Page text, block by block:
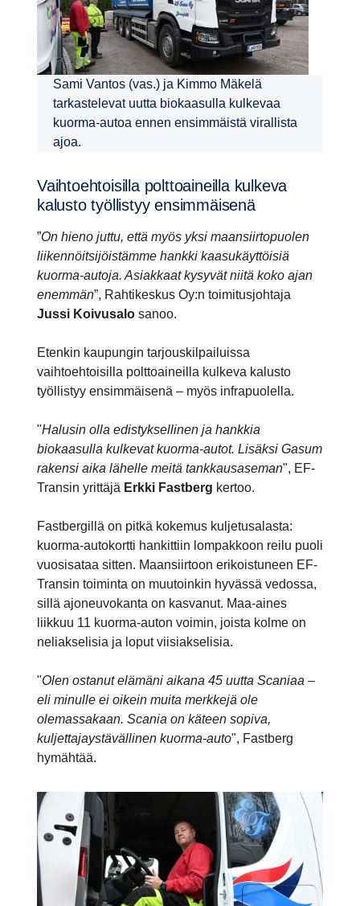
Sami Vantos (vas.) ja Kimmo Mäkelä
tarkastelevat uutta biokaasulla kulkevaa
kuorma-autoa ennen ensimmäistä virallista
ajoa.
Vaihtoeh­toi­silla polttoai­neilla kulkeva
kalusto työllistyy ensim­mäi­senä
”On hieno juttu, että myös yksi maansiirtopuolen
liikennöitsijöistämme hankki kaasukäyttöisiä
kuorma-autoja. Asiakkaat kysyvät niitä koko ajan
enemmän”, Rahtikeskus Oy:n toimitusjohtaja
Jussi Koivusalo sanoo.
Etenkin kaupungin tarjouskilpailuissa
vaihtoehtoisilla polttoaineilla kulkeva kalusto
työllistyy ensimmäisenä – myös infrapuolella.
"Halusin olla edistyksellinen ja hankkia
biokaasulla kulkevat kuorma-autot. Lisäksi Gasum
rakensi aika lähelle meitä tankkausaseman", EF-
Transin yrittäjä Erkki Fastberg kertoo.
Fastbergillä on pitkä kokemus kuljetusalasta:
kuorma-autokortti hankittiin lompakkoon reilu puoli
vuosisataa sitten. Maansiirtoon erikoistuneen EF-
Transin toiminta on muutoinkin hyvässä vedossa,
sillä ajoneuvokanta on kasvanut. Maa-aines
liikkuu 11 kuorma-auton voimin, joista kolme on
neliakselisia ja loput viisiakselisia.
"Olen ostanut elämäni aikana 45 uutta Scaniaa –
eli minulle ei oikein muita merkkejä ole
olemassakaan. Scania on käteen sopiva,
kuljettajaystävällinen kuorma-auto", Fastberg
hymähtää.